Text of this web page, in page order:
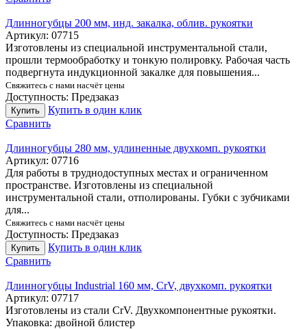
Длинногубцы 200 мм, инд. закалка, облив. рукоятки
Артикул: 07715
Изготовлены из специальной инструментальной стали,
прошли термообработку и тонкую полировку. Рабочая часть
подвергнута индукционной закалке для повышения...
Свяжитесь с нами насчёт цены
Доступность: Предзаказ
Купить
Купить в один клик
Сравнить
Длинногубцы 280 мм, удлиненные двухкомп. рукоятки
Артикул: 07716
Для работы в труднодоступных местах и ограниченном
пространстве. Изготовлены из специальной
инструментальной стали, отполированы. Губки с зубчиками
для...
Свяжитесь с нами насчёт цены
Доступность: Предзаказ
Купить
Купить в один клик
Сравнить
Длинногубцы Industrial 160 мм, CrV, двухкомп. рукоятки
Артикул: 07717
Изготовлены из стали CrV. Двухкомпонентные рукоятки.
Упаковка: двойной блистер